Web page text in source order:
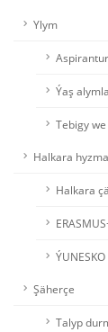
Ylym
Ýaş
Tebigy
Halkara
Halkara
ÝUNESKO
Şäherçe
Talyp